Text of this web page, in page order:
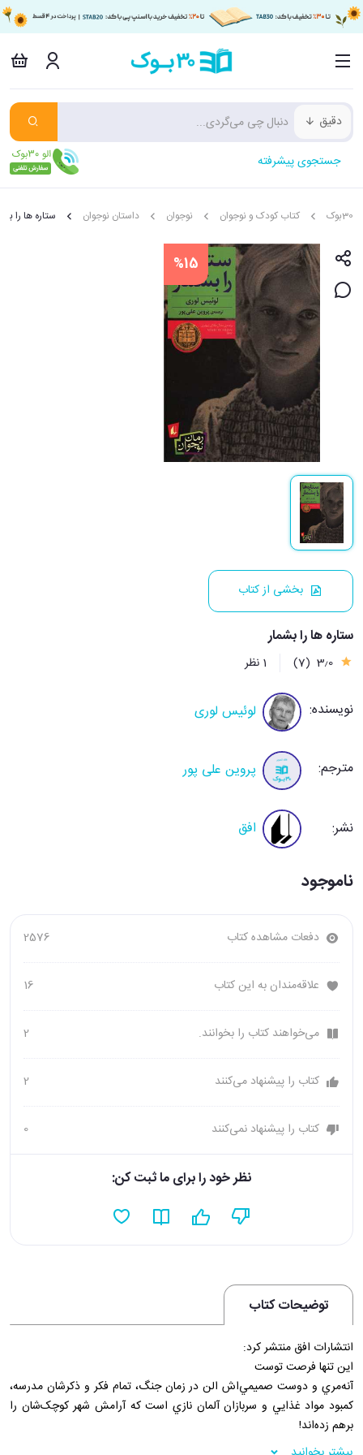
دقیق
جستجوی پیشرفته
30بوک کتاب کودک و نوجوان نوجوان داستان نوجوان ستاره ها را
%15
بخشی از کتاب
ستاره ها را بشمار
3٫0 (7) 1 نظر
نویسنده: لوئیس لوری
مترجم: پروین علی پور
نشر: افق
ناموجود
دفعات مشاهده کتاب 2576
علاقه‌مندان به این کتاب 16
می‌خواهند کتاب را بخوانند. 2
کتاب را پیشنهاد می‌کنند 2
کتاب را پیشنهاد نمی‌کنند 0
نظر خود را برای ما ثبت کن:
توضیحات کتاب
انتشارات افق منتشر کرد:
اين تنها فرصت توست
آنه‌مري و دوست صميمي‌اش الن در زمان جنگ، تمام فکر و ذکرشان مدرسه،
کمبود مواد غذايي و سربازان آلمان نازي است که آرامش شهر کوچک‌شان را
برهم زده‌اند!
نازي‌ها دست‌بردار نيستند و يهوديان دانمارک ناچارند مخفيانه وطن‌شان را ترک